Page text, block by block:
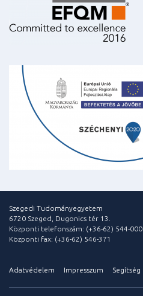
Szegedi Tudományegyetem
6720 Szeged, Dugonics tér 13.
Központi telefonszám: (+36-62) 544-000
Központi fax: (+36-62) 546-371
Adatvédelem Impresszum Segítség